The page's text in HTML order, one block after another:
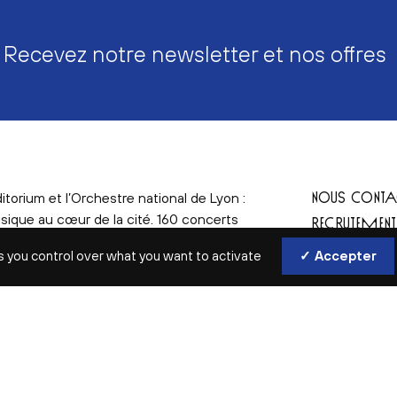
Recevez notre newsletter et nos offres
et l’Orchestre national de Lyon :
au cœur de la cité. 160 concerts
jeune public, jazz, musiques
et musiques du monde, mais aussi
NOUS
QUESTIONS
you control over what you want to activate ✓ Accepter